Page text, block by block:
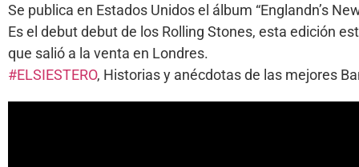
Se publica en Estados Unidos el álbum “Englandn’s
Es el debut debut de los Rolling Stones, esta edición
que salió a la venta en Londres.
#ELSIESTERO, Historias y anécdotas de las mejores